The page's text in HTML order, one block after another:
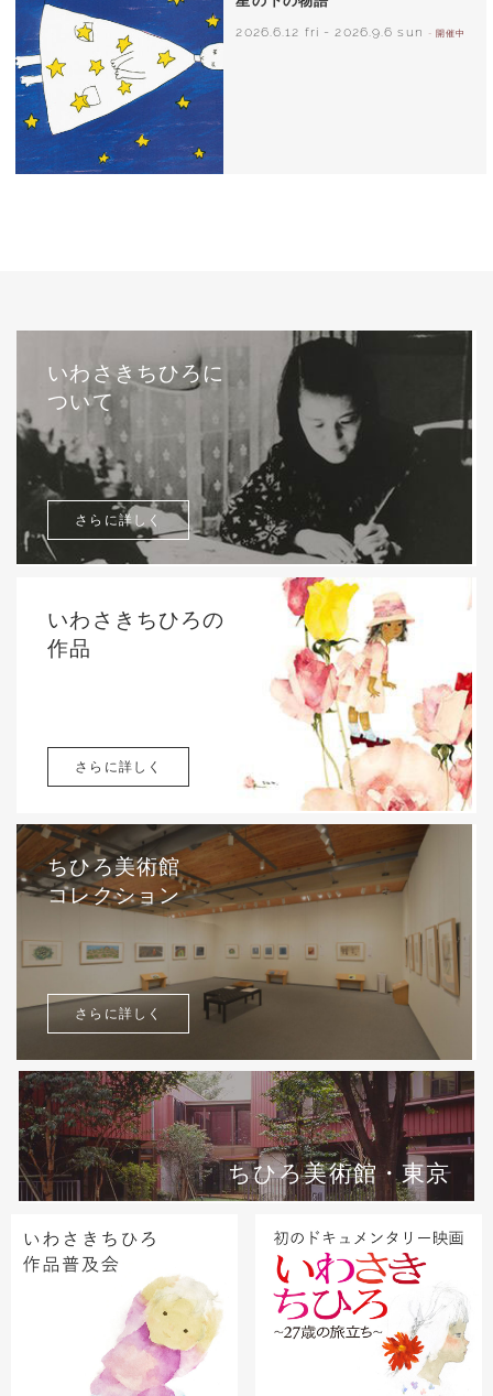
2026.6.12 fri -2026.9.6 sun - 開催中
いわさきちひろに
ついて
さらに詳しく
いわさきちひろの
作品
さらに詳しく
ちひろ美術館
コレクション
さらに詳しく
ちひろ美術館・東京